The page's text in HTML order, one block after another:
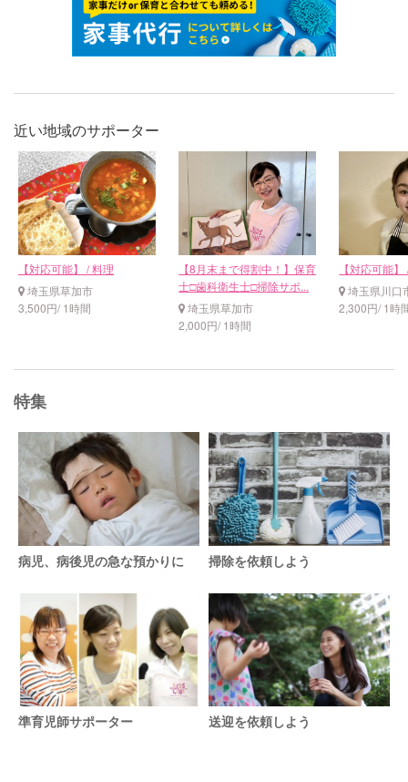
近い地域のサポーター
【対応可能】 / 料理
埼玉県草加市
3,500円/ 1時間
【8月末まで得割中！】保育
士□️歯科衛生士□️掃除サポ...
埼玉県草加市
2,000円/ 1時間
【対応可能
埼玉県川口
2,300円/ 1時
特集
病児、病後児の急な預かりに 掃除を依頼しよう
準育児師サポーター 送迎を依頼しよう